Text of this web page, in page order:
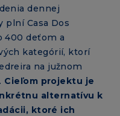
dennej
plní Casa Dos
400 deťom a
kategórií, ktorí
na južnom
Cieľom projektu je
alternatívu k
ktoré ich